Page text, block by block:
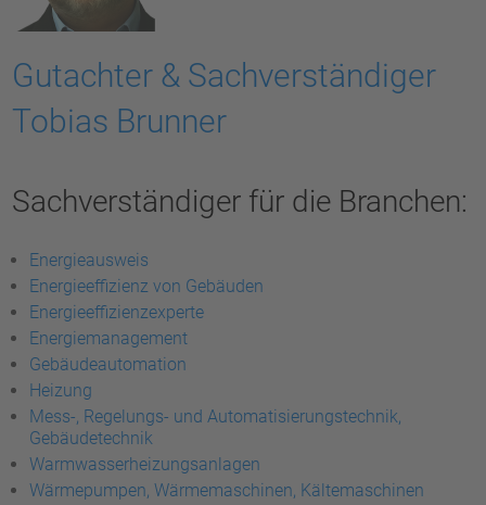
Gutachter & Sachverständiger
Tobias Brunner
Sachverständiger für die Branchen:
Energieausweis
Energieeffizienz von Gebäuden
Energieeffizienzexperte
Energiemanagement
Gebäudeautomation
Heizung
Mess-, Regelungs- und Automatisierungstechnik,
Gebäudetechnik
Warmwasserheizungsanlagen
Wärmepumpen, Wärmemaschinen, Kältemaschinen